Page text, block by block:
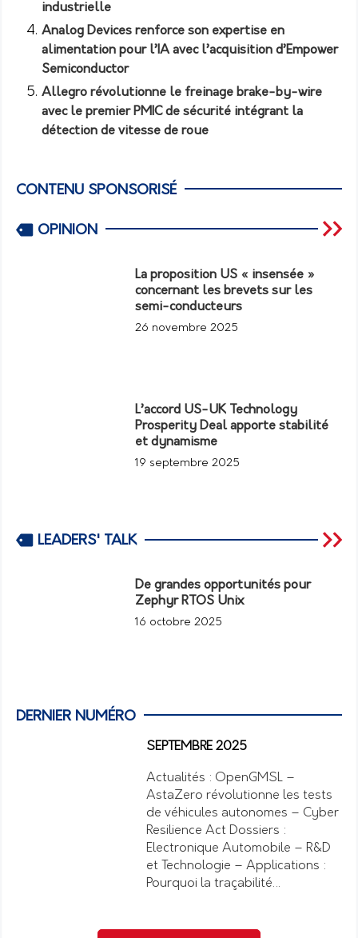
industrielle
Analog Devices renforce son expertise en
alimentation pour l’IA avec l’acquisition d’Empower
Semiconductor
Allegro révolutionne le freinage brake-by-wire
avec le premier PMIC de sécurité intégrant la
détection de vitesse de roue
CONTENU SPONSORISÉ
OPINION
La proposition US « insensée »
concernant les brevets sur les
semi-conducteurs
26 novembre 2025
L’accord US-UK Technology
Prosperity Deal apporte stabilité
et dynamisme
19 septembre 2025
LEADERS' TALK
De grandes opportunités pour
Zephyr RTOS Unix
16 octobre 2025
DERNIER NUMÉRO
SEPTEMBRE 2025
Actualités : OpenGMSL –
AstaZero révolutionne les tests
de véhicules autonomes – Cyber
Resilience Act Dossiers :
Electronique Automobile – R&D
et Technologie – Applications :
Pourquoi la traçabilité…